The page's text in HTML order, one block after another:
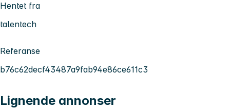
Hentet fra
talentech
Referanse
b76c62decf43487a9fab94e86ce611c3
Lignende annonser